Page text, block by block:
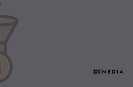
comportamiento
mientras visitas
nuestro sitio,
aumentas la
posibilidad de